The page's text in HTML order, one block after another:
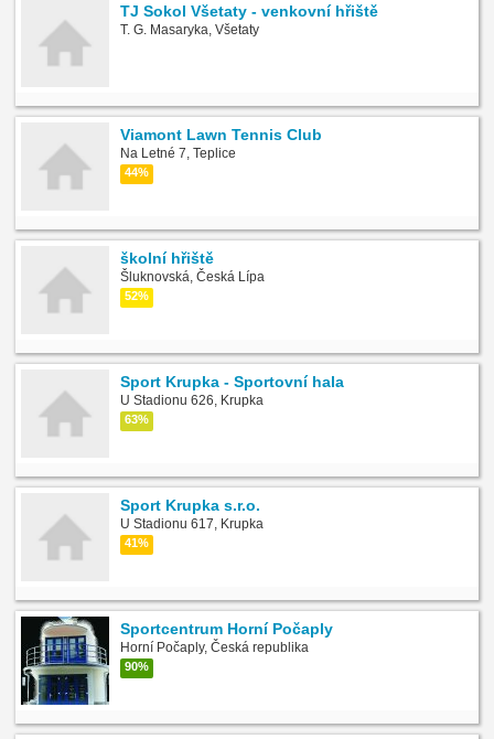
TJ Sokol Všetaty - venkovní hřiště
T. G. Masaryka, Všetaty
Viamont Lawn Tennis Club
Na Letné 7, Teplice
44%
školní hřiště
Šluknovská, Česká Lípa
52%
Sport Krupka - Sportovní hala
U Stadionu 626, Krupka
63%
Sport Krupka s.r.o.
U Stadionu 617, Krupka
41%
Sportcentrum Horní Počaply
Horní Počaply, Česká republika
90%